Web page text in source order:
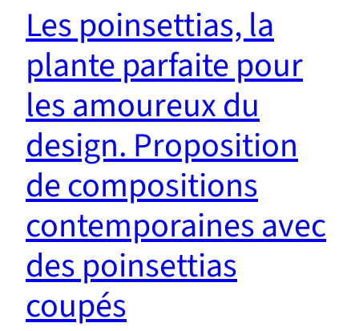
Les poinsettias, la
plante parfaite pour
les amoureux du
design. Proposition
de compositions
contemporaines avec
des poinsettias
coupés